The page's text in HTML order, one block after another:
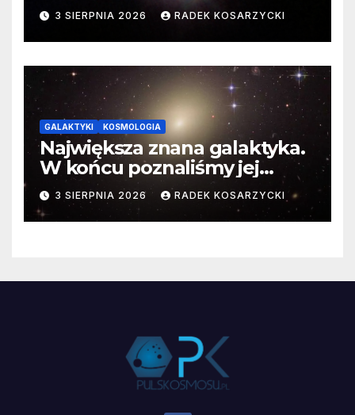
3 SIERPNIA 2026 RADEK KOSARZYCKI
GALAKTYKI KOSMOLOGIA
Największa znana galaktyka.
W końcu poznaliśmy jej
faktyczne wymiary
3 SIERPNIA 2026 RADEK KOSARZYCKI